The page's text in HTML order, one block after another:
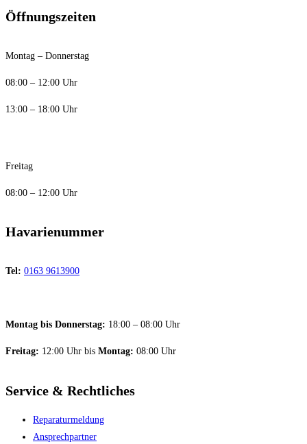
Öffnungszeiten
Montag – Donnerstag
08:00 – 12:00 Uhr
13:00 – 18:00 Uhr
Freitag
08:00 – 12:00 Uhr
Havarienummer
Tel: 0163 9613900
Montag bis Donnerstag: 18:00 – 08:00 Uhr
Freitag: 12:00 Uhr bis Montag: 08:00 Uhr
Service & Rechtliches
Reparaturmeldung
Ansprechpartner